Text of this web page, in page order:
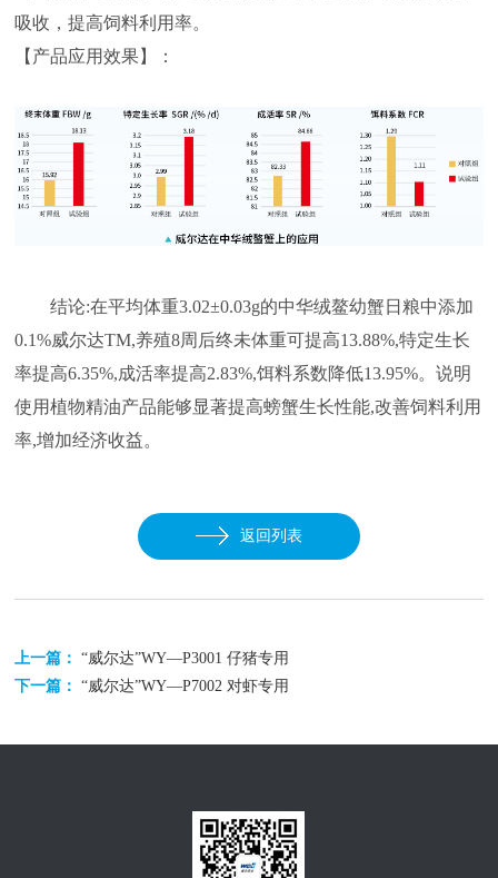
吸收，提高饲料利用率。
【产品应用效果】：
结论:在平均体重3.02±0.03g的中华绒鳌幼蟹日粮中添加
0.1%威尔达TM,养殖8周后终未体重可提高13.88%,特定生长
率提高6.35%,成活率提高2.83%,饵料系数降低13.95%。说明
使用植物精油产品能够显著提高螃蟹生长性能,改善饲料利用
率,增加经济收益。
返回列表
上一篇：“威尔达”WY—P3001 仔猪专用
下一篇：“威尔达”WY—P7002 对虾专用